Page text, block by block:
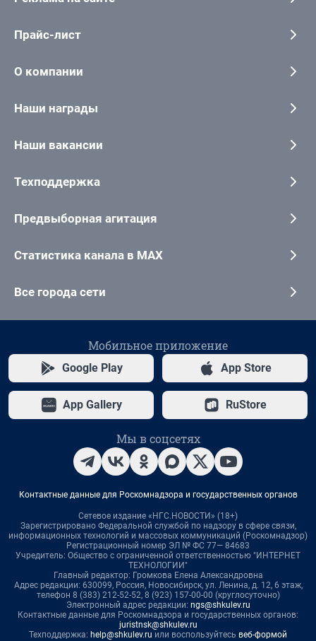
Прайс-лист
О компании
Наши награды
Наши вакансии
Техподдержка
Предвыборная агитация
Статистика канала в MAX
Все города сети
Мобильное приложение
Google Play App Store
App Gallery RuStore
Мы в соцсетях
Контактные данные для Роскомнадзора и государственных органов
Сетевое издание «НГС.НОВОСТИ» (18+)
Зарегистрировано Федеральной службой по надзору в сфере связи,
информационных технологий и массовых коммуникаций (Роскомнадзор)
Регистрационный номер ЭЛ № ФС 77— 84683
Учредитель: Общество с ограниченной ответственностью "ИНТЕРНЕТ
ТЕХНОЛОГИИ"
Главный редактор: Громкова Елена Александровна
Адрес редакции: 630099, Россия, Новосибирск, ул. Ленина, д. 12, 6 этаж,
телефон 8 (383) 212-52-52, 8 (923) 157-00-00 (круглосуточно)
Электронный адрес редакции: ngs@shkulev.ru
Контактные данные для Роскомнадзора и государственных органов:
juristnsk@shkulev.ru
Техподдержка: help@shkulev.ru или воспользуйтесь веб-формой